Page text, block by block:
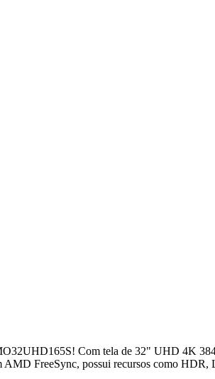
Com tela de 32" UHD 4K
FreeSync, possui recursos como